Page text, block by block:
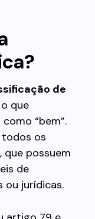
de
que
“bem”.
todos os
possuem
de
ou jurídicas.